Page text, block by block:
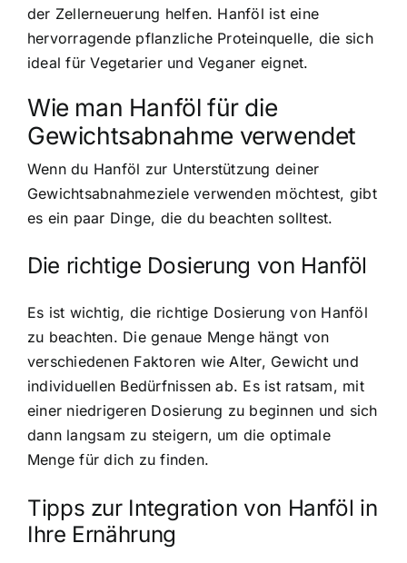
der Zellerneuerung helfen. Hanföl ist eine
hervorragende pflanzliche Proteinquelle, die sich
ideal für Vegetarier und Veganer eignet.
Wie man Hanföl für die
Gewichtsabnahme verwendet
Wenn du Hanföl zur Unterstützung deiner
Gewichtsabnahmeziele verwenden möchtest, gibt
es ein paar Dinge, die du beachten solltest.
Die richtige Dosierung von Hanföl
Es ist wichtig, die richtige Dosierung von Hanföl
zu beachten. Die genaue Menge hängt von
verschiedenen Faktoren wie Alter, Gewicht und
individuellen Bedürfnissen ab. Es ist ratsam, mit
einer niedrigeren Dosierung zu beginnen und sich
dann langsam zu steigern, um die optimale
Menge für dich zu finden.
Tipps zur Integration von Hanföl in
Ihre Ernährung